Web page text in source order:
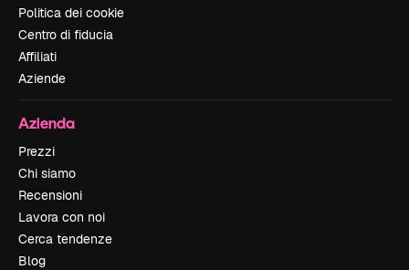
Politica dei cookie
Centro di fiducia
Affiliati
Aziende
Azienda
Prezzi
Chi siamo
Recensioni
Lavora con noi
Cerca tendenze
Blog